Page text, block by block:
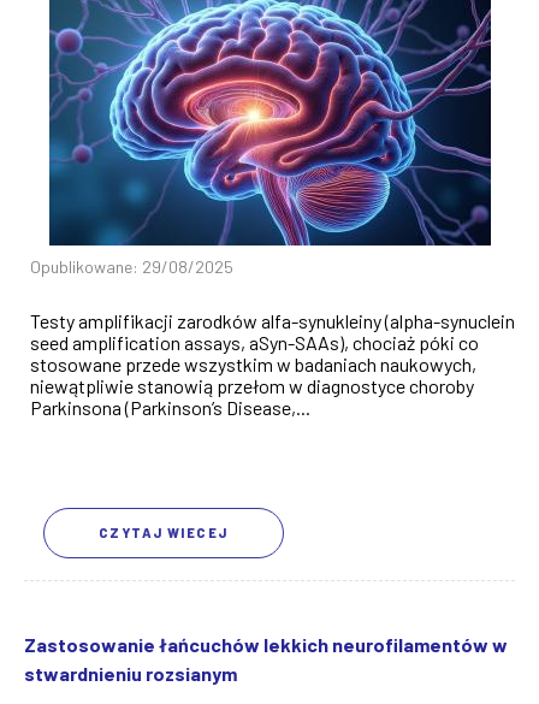
Opublikowane: 29/08/2025
Testy amplifikacji zarodków alfa-synukleiny (alpha-synuclein
seed amplification assays, aSyn-SAAs), chociaż póki co
stosowane przede wszystkim w badaniach naukowych,
niewątpliwie stanowią przełom w diagnostyce choroby
Parkinsona (Parkinson’s Disease,...
CZYTAJ WIECEJ
Zastosowanie łańcuchów lekkich neurofilamentów w
stwardnieniu rozsianym